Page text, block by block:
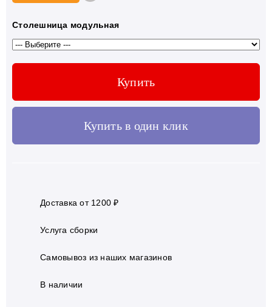
Столешница модульная
Купить
Купить в один клик
Доставка от 1200 ₽
Услуга сборки
Самовывоз из наших магазинов
В наличии